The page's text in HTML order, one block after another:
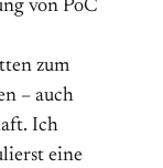
von PoC
zum
– auch
Ich
eine